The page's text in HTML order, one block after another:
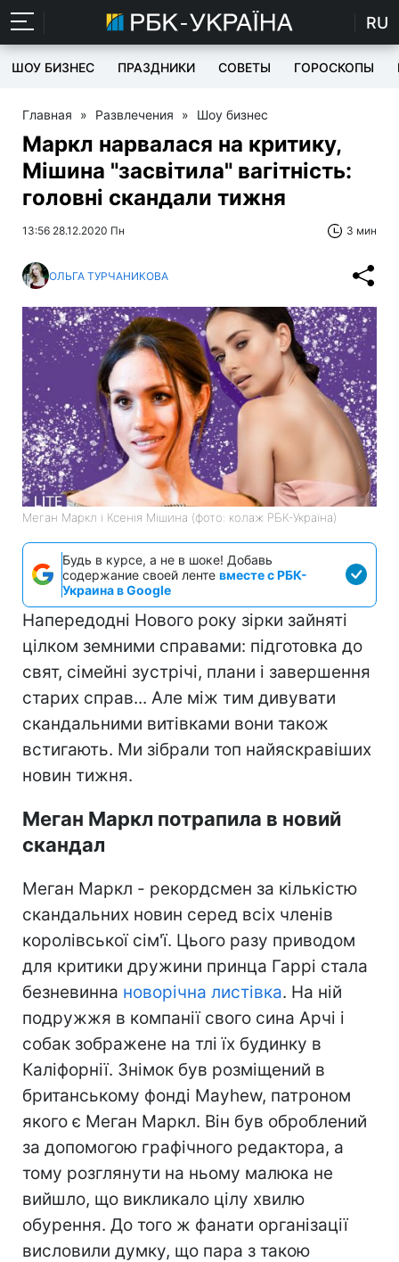
RU
ШОУ БИЗНЕС ПРАЗДНИКИ СОВЕТЫ ГОРОСКОПЫ
Главная » Развлечения » Шоу бизнес
Маркл нарвалася на критику,
Мішина "засвітила" вагітність:
головні скандали тижня
13:56 28.12.2020 Пн 3 мин
ОЛЬГА ТУРЧАНИКОВА
Меган Маркл і Ксенія Мішина (фото: колаж РБК-Україна)
Будь в курсе, а не в шоке! Добавь
содержание своей ленте вместе с РБК-
Украина в Google
Напередодні Нового року зірки зайняті
цілком земними справами: підготовка до
свят, сімейні зустрічі, плани і завершення
старих справ... Але між тим дивувати
скандальними витівками вони також
встигають. Ми зібрали топ найяскравіших
новин тижня.
Меган Маркл потрапила в новий
скандал
Меган Маркл - рекордсмен за кількістю
скандальних новин серед всіх членів
королівської сім'ї. Цього разу приводом
для критики дружини принца Гаррі стала
безневинна новорічна листівка. На ній
подружжя в компанії свого сина Арчі і
собак зображене на тлі їх будинку в
Каліфорнії. Знімок був розміщений в
британському фонді Mayhew, патроном
якого є Меган Маркл. Він був оброблений
за допомогою графічного редактора, а
тому розглянути на ньому малюка не
вийшло, що викликало цілу хвилю
обурення. До того ж фанати організації
висловили думку, що пара з такою